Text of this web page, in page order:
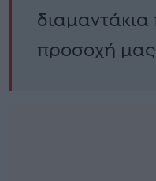
διαμαντάκια
προσοχή